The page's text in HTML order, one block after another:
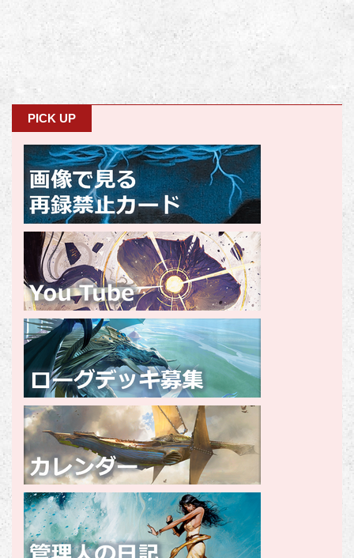
PICK UP